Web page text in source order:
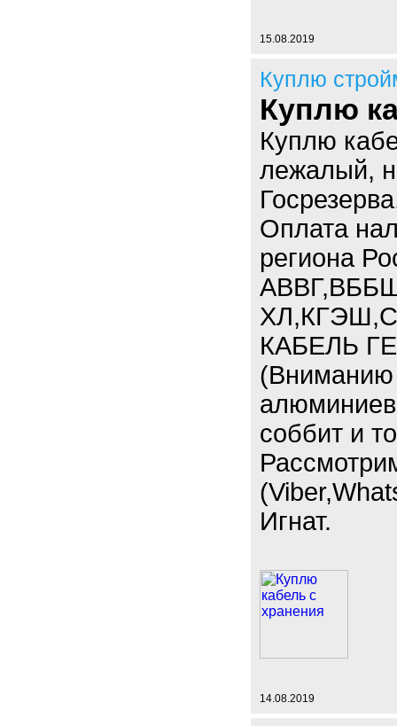
15.08.2019
Куплю
Куплю
Куплю
лежалый,
Оплата
региона
КАБЕЛЬ
(Вниманию
соббит и
Игнат.
14.08.2019